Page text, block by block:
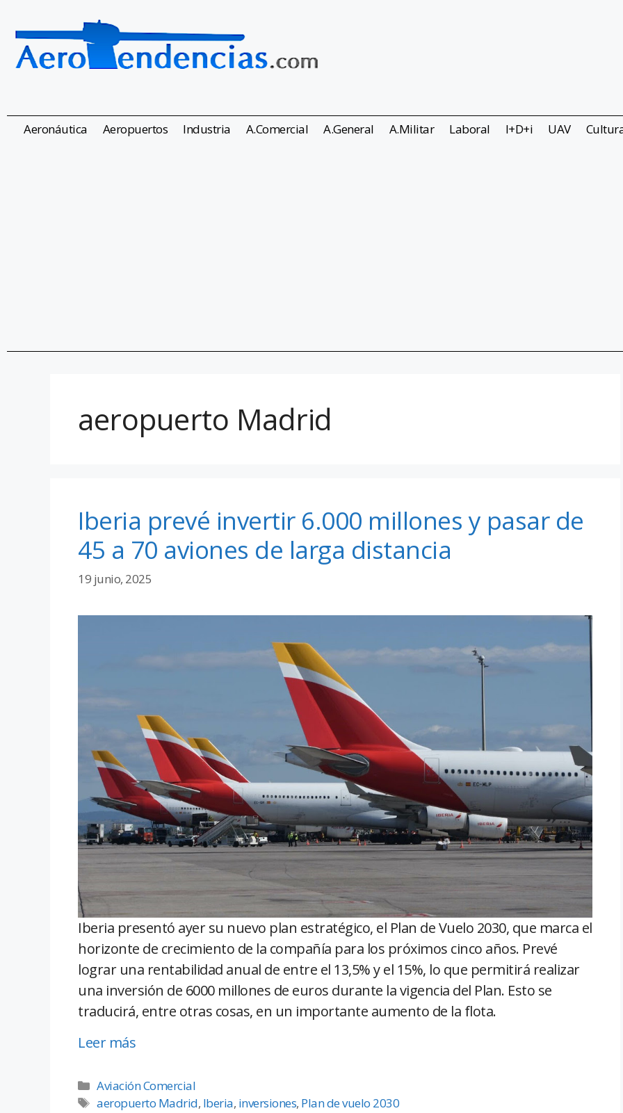
Aeronáutica Aeropuertos Industria A.Comercial A.General A.Militar Laboral I+D+i UAV
aeropuerto Madrid
Iberia prevé invertir 6.000 millones y pasar de
45 a 70 aviones de larga distancia
19 junio, 2025
Iberia presentó ayer su nuevo plan estratégico, el Plan de Vuelo 2030, que marca el
horizonte de crecimiento de la compañía para los próximos cinco años. Prevé
lograr una rentabilidad anual de entre el 13,5% y el 15%, lo que permitirá realizar
una inversión de 6000 millones de euros durante la vigencia del Plan. Esto se
traducirá, entre otras cosas, en un importante aumento de la flota.
Leer más
Aviación Comercial
aeropuerto Madrid, Iberia, inversiones, Plan de vuelo 2030